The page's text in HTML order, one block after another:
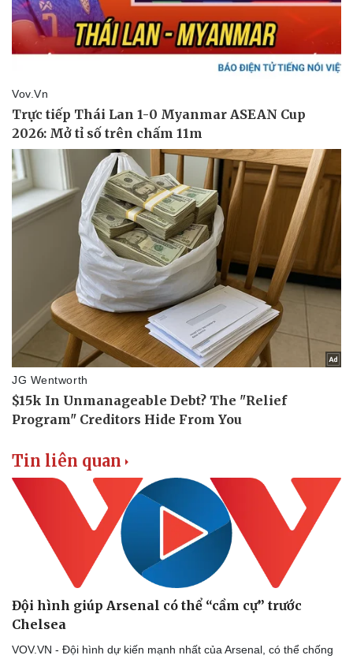
Thể thao
Lịch thi đấu bóng đá
Thế giới thể thao
eSports
Hậu trường
Ô tô - Xe máy
Tư vấn
Tin liên quan
Đội hình giúp Arsenal có thể “cầm cự” trước
Chelsea
VOV.VN - Đội hình dự kiến mạnh nhất của Arsenal, có thể chống